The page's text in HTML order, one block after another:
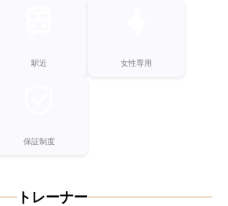
駅近 女性専用
保証制度
トレーナー